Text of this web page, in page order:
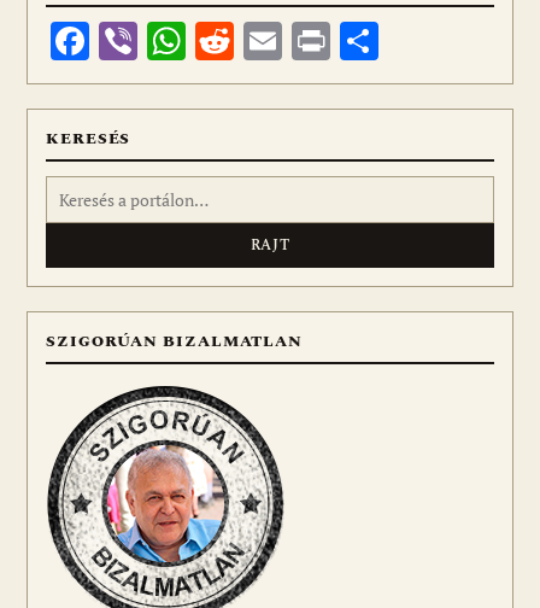
Facebook
ViberWhatsApp
Reddit
Email
Print
meg
KERESÉS
Keresés:
SZIGORÚAN BIZALMATLAN